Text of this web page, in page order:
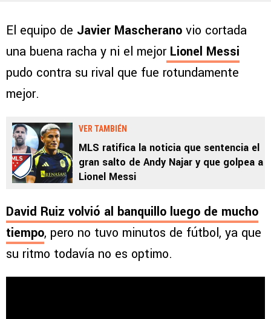
El equipo de Javier Mascherano vio cortada
una buena racha y ni el mejorLionel Messi
pudo contra su rival que fue rotundamente
mejor.
VER TAMBIÉN
MLS ratifica la noticia que sentencia el
gran salto de Andy Najar y que golpea a
Lionel Messi
David Ruiz volvió al banquillo luego de mucho
tiempo, pero no tuvo minutos de fútbol, ya que
su ritmo todavía no es optimo.